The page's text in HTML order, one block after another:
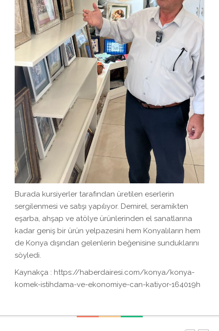
Burada kursiyerler tarafından üretilen eserlerin
sergilenmesi ve satışı yapılıyor. Demirel, seramikten
eşarba, ahşap ve atölye ürünlerinden el sanatlarına
kadar geniş bir ürün yelpazesini hem Konyalıların hem
de Konya dışından gelenlerin beğenisine sunduklarını
söyledi.
Kaynakça : https://haberdairesi.com/konya/konya-
komek-istihdama-ve-ekonomiye-can-katiyor-164019h